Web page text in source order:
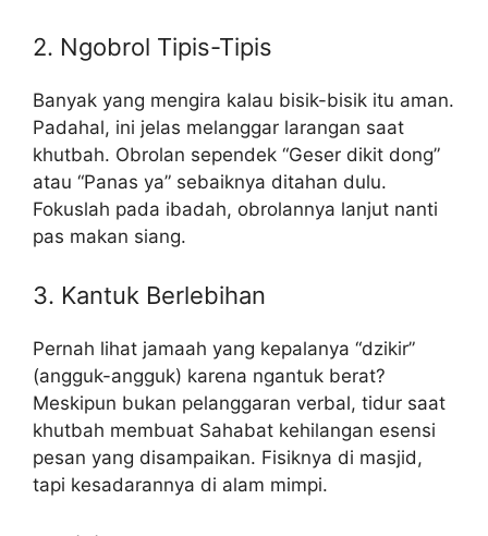
2. Ngobrol Tipis-Tipis
Banyak yang mengira kalau bisik-bisik itu aman.
Padahal, ini jelas melanggar larangan saat
khutbah. Obrolan sependek “Geser dikit dong”
atau “Panas ya” sebaiknya ditahan dulu.
Fokuslah pada ibadah, obrolannya lanjut nanti
pas makan siang.
3. Kantuk Berlebihan
Pernah lihat jamaah yang kepalanya “dzikir”
(angguk-angguk) karena ngantuk berat?
Meskipun bukan pelanggaran verbal, tidur saat
khutbah membuat Sahabat kehilangan esensi
pesan yang disampaikan. Fisiknya di masjid,
tapi kesadarannya di alam mimpi.